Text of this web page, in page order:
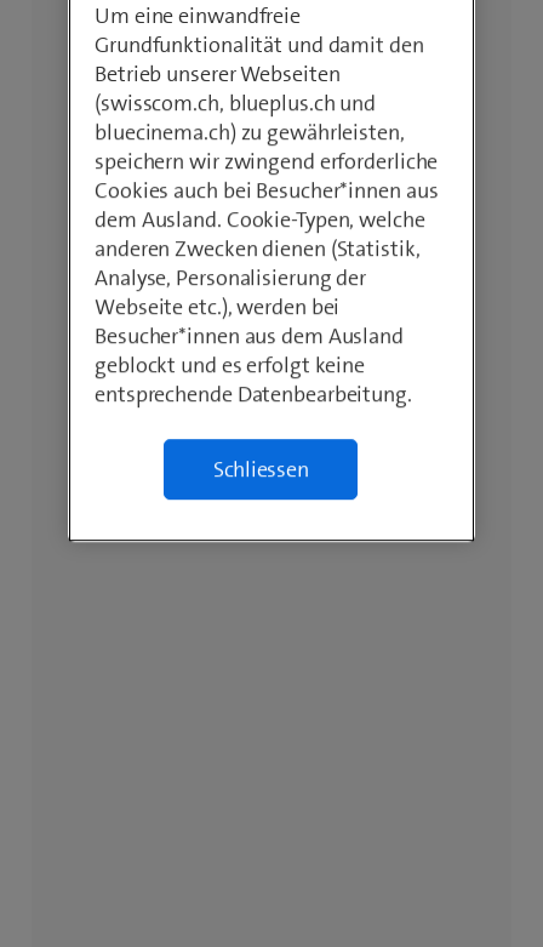
Um eine einwandfreie
Grundfunktionalität und damit den
Betrieb unserer Webseiten
(swisscom.ch, blueplus.ch und
bluecinema.ch) zu gewährleisten,
speichern wir zwingend erforderliche
Cookies auch bei Besucher*innen aus
dem Ausland. Cookie-Typen, welche
anderen Zwecken dienen (Statistik,
Analyse, Personalisierung der
Webseite etc.), werden bei
Besucher*innen aus dem Ausland
geblockt und es erfolgt keine
entsprechende Datenbearbeitung.
Schliessen